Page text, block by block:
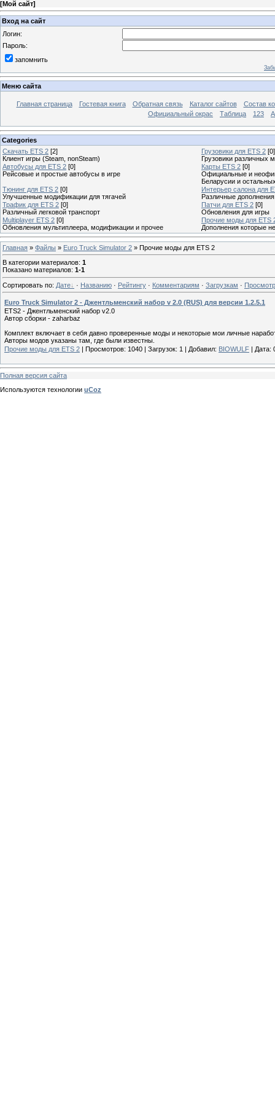
[Мой сайт]
Вход на сайт
Логин:
Пароль:
запомнить
Меню сайта
Главная страница Гостевая книга Обратная связь Каталог сайтов
Состав
Официальный окрас
Таблица 123
Categories
Скачать ETS 2 [2]
Клиент игры (Steam, nonSteam)
Грузовики для ETS 2 [0]
Грузовики различных
Автобусы для ETS 2 [0]
Рейсовые и простые автобусы в игре
Карты ETS 2 [0]
Официальные и
Беларусии и
Тюнинг для ETS 2 [0]
Улучшенные модификации для тягачей
Интерьер салона для
Различные
Трафик для ETS 2 [0]
Различный легковой транспорт
Патчи для ETS 2 [0]
Обновления для игры
Multiplayer ETS 2 [0]
Обновления мультиплеера, модификации и прочее
Прочие моды для ETS
Дополнения которые
Главная » Файлы » Euro Truck Simulator 2 » Прочие моды для ETS 2
В категории материалов: 1
Показано материалов: 1-1
Сортировать по: Дате · Названию · Рейтингу · Комментариям · Загрузкам ·
Euro Truck Simulator 2 - Джентльменский набор v 2.0 (RUS) для версии 1.2.5.1
ETS2 - Джентльменский набор v2.0
Автор сборки - zaharbaz
Комплект включает в себя давно проверенные моды и некоторые мои личные
Авторы модов указаны там, где были известны.
Прочие моды для ETS 2 | Просмотров: 1040 | Загрузок: 1 | Добавил: BIOWULF | Дата:
Полная версия сайта
Используются технологии uCoz